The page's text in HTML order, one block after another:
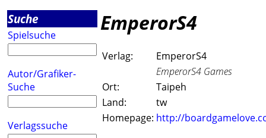
Suche
Spielsuche
Autor/Grafiker-
Suche
Verlagssuche
EmperorS4
Verlag:
EmperorS4
EmperorS4 Games
Ort:
Taipeh
Land:
tw
Homepage: http://